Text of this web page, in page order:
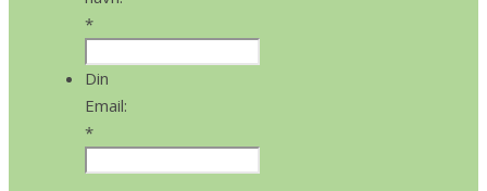
*
Din
Email:
*